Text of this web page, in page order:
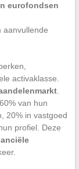
eurofondsen
aanvullende
activaklasse.
.
van hun
20% in vastgoed
profiel. Deze